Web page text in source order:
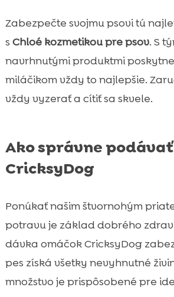
Zabezpečte svojmu psovi tú
s Chloé kozmetikou pre psov. S
navrhnutými produktmi
miláčikom vždy to najlepšie.
vždy vyzerať a cítiť sa skvele.
Ako správne
CricksyDog
Ponúkať našim štvornohým
potravu je základ dobrého
dávka omáčok CricksyDog
pes získá všetky nevyhnutné
množstvo je prispôsobené pre